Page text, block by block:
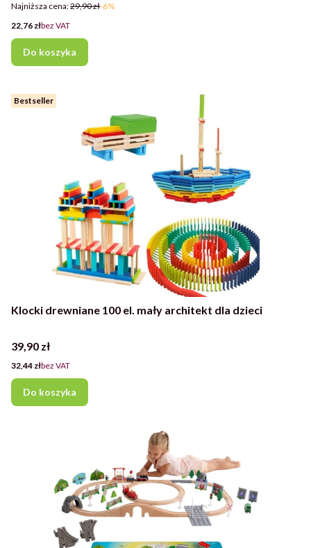
Najniższa cena:29,90 zł-6%
Cena
22,76 złbez VAT
Do koszyka
Bestseller
Klocki drewniane 100 el. mały architekt dla dzieci
Cena
39,90 zł
Cena
32,44 złbez VAT
Do koszyka